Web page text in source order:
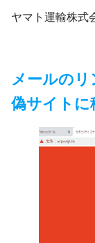
ヤマト運輸株式
メールの
偽サイトに